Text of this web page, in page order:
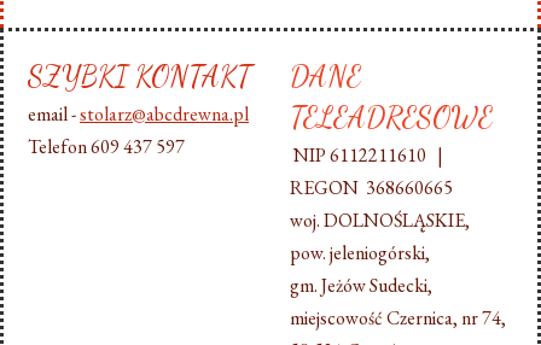
SZYBKI KONTAKT
email -stolarz@abcdrewna.pl
Telefon 609 437 597
DANE
TELEADRESOWE
NIP 6112211610 |
REGON 368660665
woj. DOLNOŚLĄSKIE,
pow. jeleniogórski,
gm. Jeżów Sudecki,
miejscowość Czernica, nr 74,